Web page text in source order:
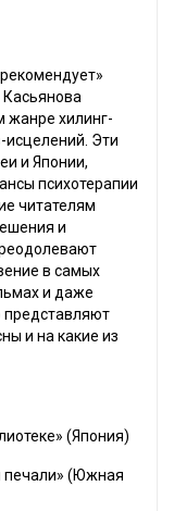
жанре хилинг-
Эти
и Японии,
психотерапии
читателям
и
в самых
и даже
представляют
и на какие из
(Япония)
(Южная